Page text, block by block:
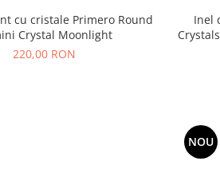
cu cristale Primero Round
Crystal Moonlight
220,00 RON
Inel
NOU